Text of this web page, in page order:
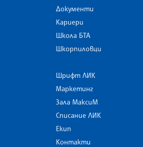
Документи
Кариери
Школа БТА
Шкорпиловци
Шрифт ЛИК
Маркетинг
Зала МаксиМ
Списание ЛИК
Екип
Контакти